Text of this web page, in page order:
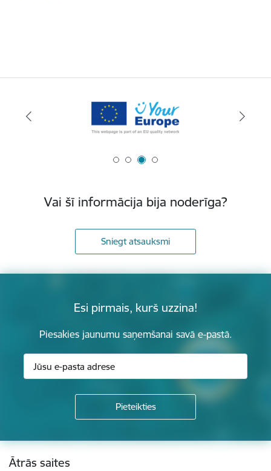
Vai šī informācija bija noderīga?
Sniegt atsauksmi
Esi pirmais, kurš uzzina!
Piesakies jaunumu saņemšanai savā e-pastā.
Kājene
Ātrās saites